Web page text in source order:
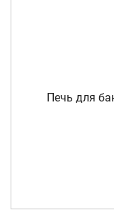
Печь для